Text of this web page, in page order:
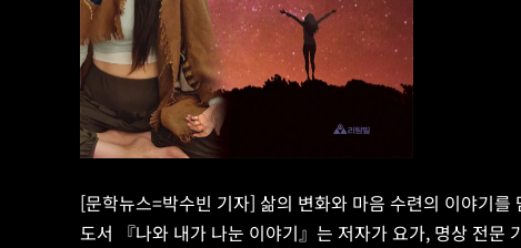
[문학뉴스=박수빈 기자] 삶의 변화와 마음 수련의 이야기
도서 『나와 내가 나눈 이야기』는 저자가 요가, 명상 전문